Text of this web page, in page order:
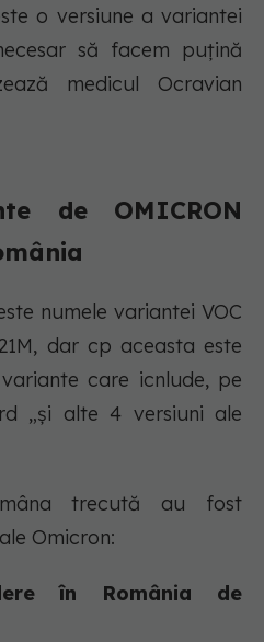
o versiune a variantei
să facem puțină
medicul Ocravian
de OMICRON
numele variantei VOC
dar cp aceasta este
care icnlude, pe
„și alte 4 versiuni ale
trecută au fost
Omicron:
în România de